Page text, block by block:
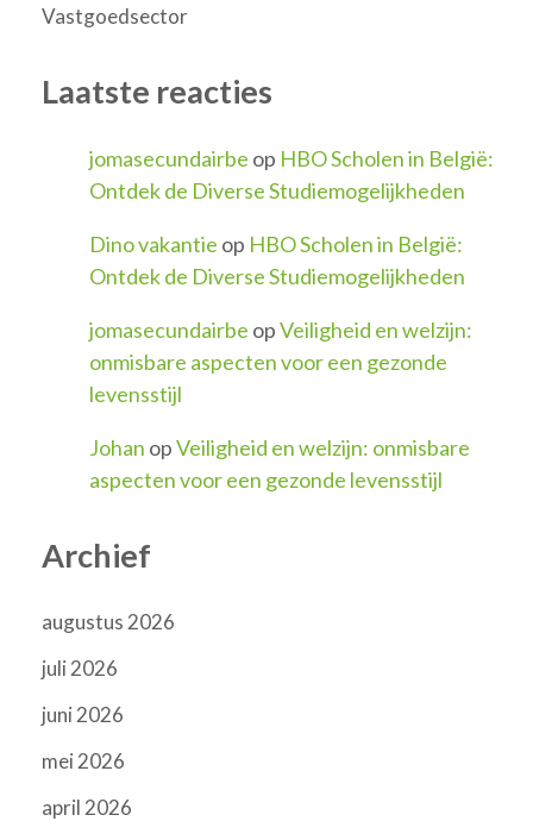
Vastgoedsector
Laatste reacties
jomasecundairbe op HBO Scholen in België:
Ontdek de Diverse Studiemogelijkheden
Dino vakantie op HBO Scholen in België:
Ontdek de Diverse Studiemogelijkheden
jomasecundairbe opVeiligheid en welzijn:
onmisbare aspecten voor een gezonde
levensstijl
Johan opVeiligheid en welzijn: onmisbare
aspecten voor een gezonde levensstijl
Archief
augustus 2026
juli 2026
juni 2026
mei 2026
april 2026